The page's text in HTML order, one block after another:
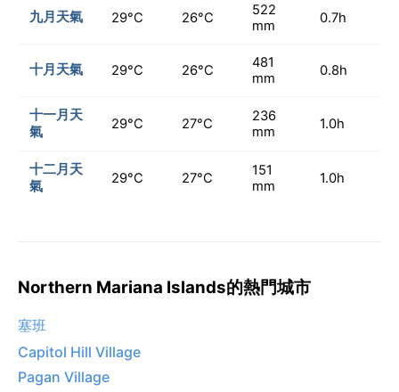
九月天氣 29°C 26°C
522
mm
0.7h
十月天氣 29°C 26°C
481
mm
0.8h
十一月天
氣
29°C 27°C
236
mm
1.0h
十二月天
氣
29°C 27°C
151
mm
1.0h
Northern Mariana Islands的熱門城市
塞班
Capitol Hill Village
Pagan Village